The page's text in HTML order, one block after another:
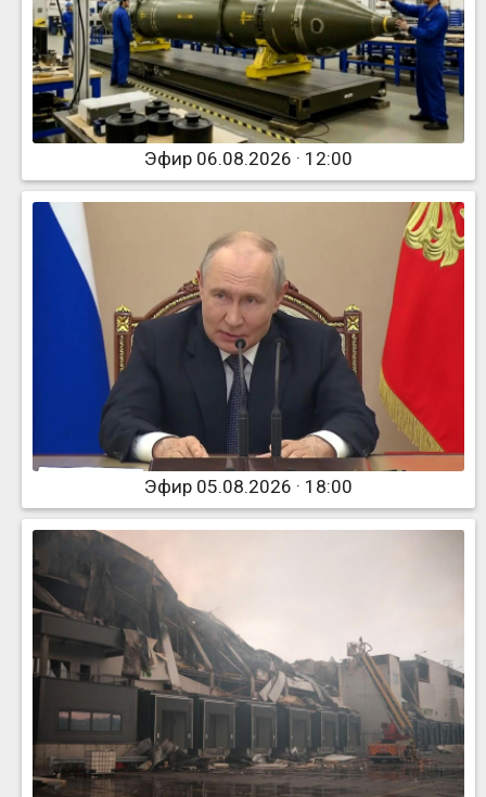
Эфир 06.08.2026 · 12:00
Эфир 05.08.2026 · 18:00